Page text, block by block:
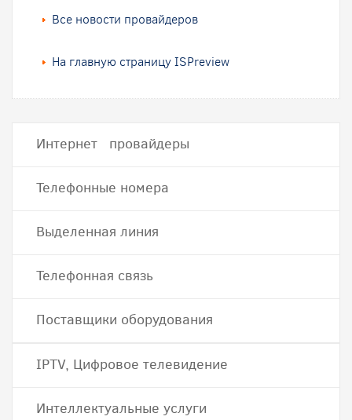
Все новости провайдеров
На главную страницу ISPreview
Интернет провайдеры
Телефонные номера
Выделенная линия
Телефонная связь
Поставщики оборудования
IPTV, Цифровое телевидение
Интеллектуальные услуги